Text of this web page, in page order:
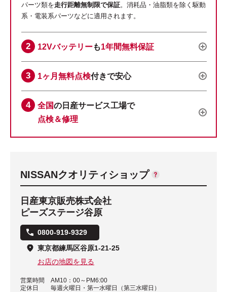
パーツ類を走行距離無制限で保証。消耗品・油脂類を除く駆動
系・電装系パーツなどに適用されます。
12Vバッテリーも1年間無料保証
1ヶ月無料点検付きで安心
全国の日産サービス工場で
点検＆修理
NISSANクオリティショップ
日産東京販売株式会社
ピーズステージ谷原
0800-919-9329
東京都練馬区谷原1-21-25
お店の地図を見る
営業時間
AM10：00～PM6:00
定休日
毎週火曜日・第一水曜日（第三水曜日）